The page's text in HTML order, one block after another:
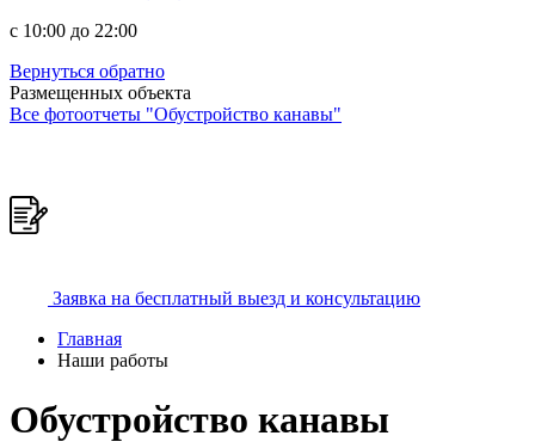
c 10:00 до 22:00
Вернуться обратно
Размещенных объекта
Все фотоотчеты "Обустройство канавы"
Заявка на бесплатный выезд и консультацию
Главная
Наши работы
Обустройство канавы